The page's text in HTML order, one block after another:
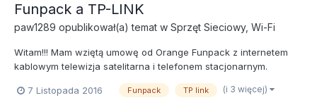
Funpack a TP-LINK
paw1289 opublikował(a) temat w Sprzęt Sieciowy, Wi-Fi
Witam!!! Mam wziętą umowę od Orange Funpack z internetem
kablowym telewizja satelitarna i telefonem stacjonarnym.
internetem przynajmniej 5 razy dziennie, wiec gdy się pobierało
7 Listopada 2016 Funpack TP link (i 3 więcej)